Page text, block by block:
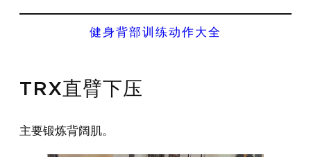
健身背部训练动作大全
TRX直臂下压
主要锻炼背阔肌。